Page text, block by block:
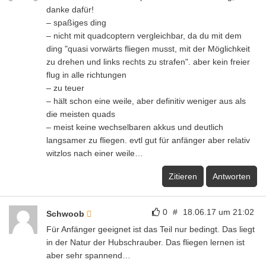
danke dafür!
– spaßiges ding
– nicht mit quadcoptern vergleichbar, da du mit dem
ding "quasi vorwärts fliegen musst, mit der Möglichkeit
zu drehen und links rechts zu strafen". aber kein freier
flug in alle richtungen
– zu teuer
– hält schon eine weile, aber definitiv weniger aus als
die meisten quads
– meist keine wechselbaren akkus und deutlich
langsamer zu fliegen. evtl gut für anfänger aber relativ
witzlos nach einer weile…
Zitieren Antworten
0 # 18.06.17 um 21:02
Schwoob
Für Anfänger geeignet ist das Teil nur bedingt. Das liegt
in der Natur der Hubschrauber. Das fliegen lernen ist
aber sehr spannend…